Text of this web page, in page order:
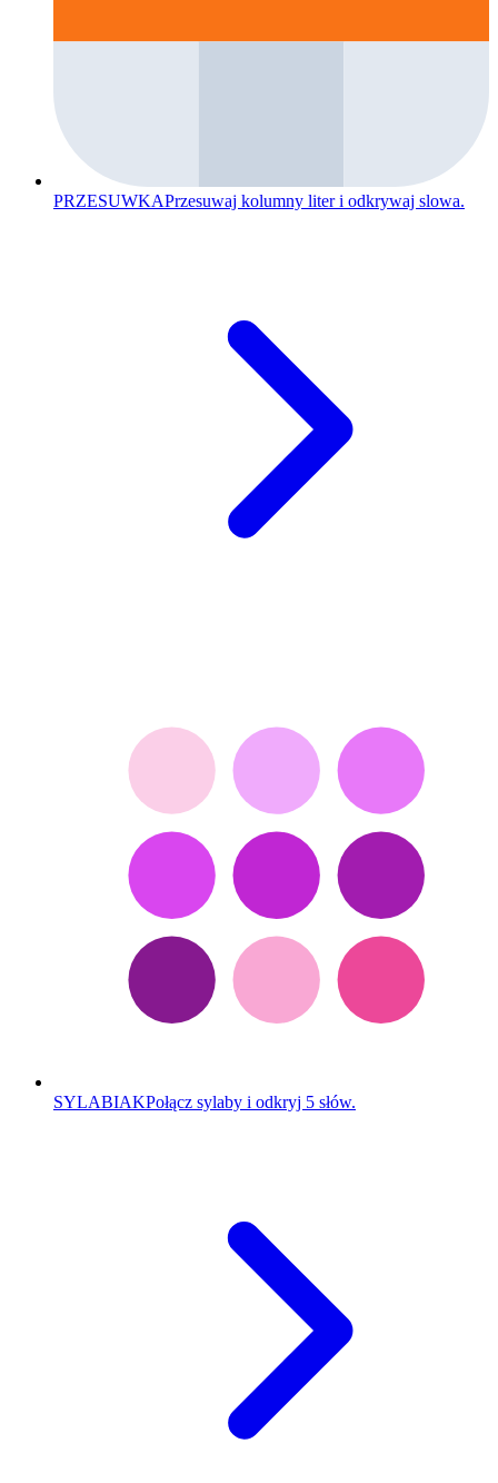
PRZESUWKAPrzesuwaj kolumny liter i odkrywaj slowa.
SYLABIAKPołącz sylaby i odkryj 5 słów.